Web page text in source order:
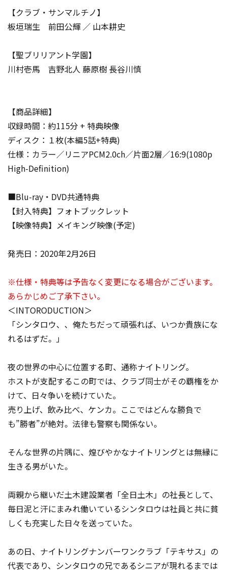
【クラブ・サンマルチノ】
板垣瑞生 前田公輝 ／ 山本耕史
【聖ブリリアント学園】
川村壱馬 吉野北人 藤原樹 長谷川慎
【商品詳細】
収録時間：約115分 + 特典映像
ディスク：１枚(本編5話+特典)
仕様：カラー／リニアPCM2.0ch／片面2層／16:9(1080p
High-Definition)
■Blu-ray・DVD共通特典
【封入特典】フォトブックレット
【映像特典】メイキング映像(予定)
発売日：2020年2月26日
※仕様・特典等は予告なく変更になる場合がございます。
あらかじめご了承下さい。
＜INTORODUCTION＞
「シンタロウ、、俺たちだって頑張れば、いつか貴族にな
れるはずだ。」
夜の世界の中心に位置する町、通称ナイトリング。
ホストが支配するこの町では、クラブ同士がその覇権をか
けて、日々争いを続けていた。
売り上げ、飲み比べ、ケンカ。ここではどんな勝負で
も”勝者”が絶対。法律も警察も関係ない。
そんな世界の片隅に、煌びやかなナイトリングとは無縁に
生きる男がいた。
両親から継いだ土木建設業者「全日土木」の社長として、
毎日泥と汗にまみれ働いているシンタロウは社員と共に貧
しくも充実した日々を送っていた。
あの日、ナイトリングナンバーワンクラブ「テキサス」の
代表であり、シンタロウの兄であるシニアが現れるまでは